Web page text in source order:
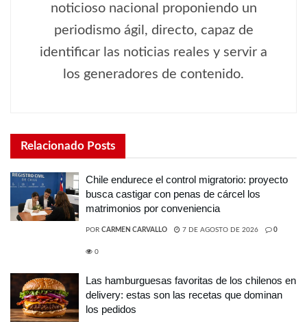
noticioso nacional proponiendo un
periodismo ágil, directo, capaz de
identificar las noticias reales y servir a
los generadores de contenido.
Relacionado Posts
Chile endurece el control migratorio: proyecto
busca castigar con penas de cárcel los
matrimonios por conveniencia
POR CARMEN CARVALLO 7 DE AGOSTO DE 2026 0
0
Las hamburguesas favoritas de los chilenos en
delivery: estas son las recetas que dominan
los pedidos